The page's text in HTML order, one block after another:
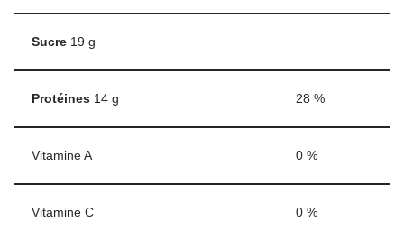
Sucre 19 g
Protéines 14 g 28 %
Vitamine A 0 %
Vitamine C 0 %